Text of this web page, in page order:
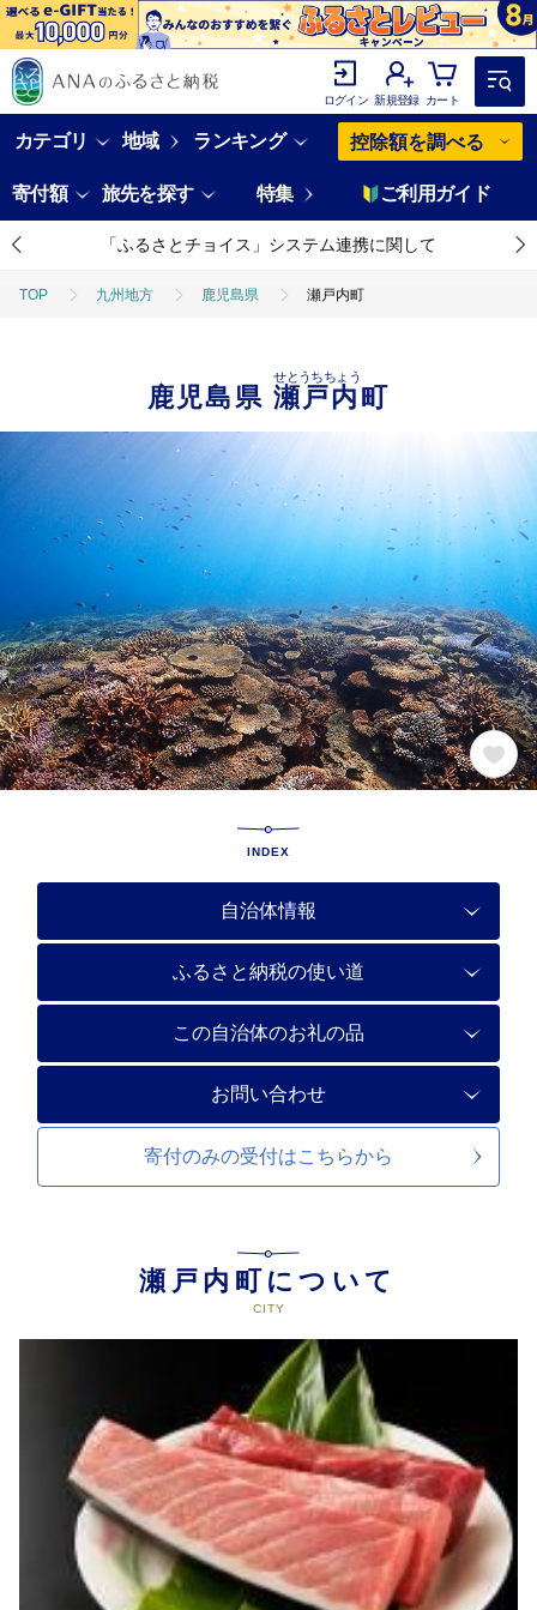
ログイン 新規登録 カート
カテゴリ 地域 ランキング 控除額を調べる
寄付額 旅先を探す 特集 ご利用ガイド
「ふるさとチョイス」システム連携に関して
TOP 九州地方 鹿児島県 瀬戸内町
鹿児島県瀬戸内町
せとうちちょう
INDEX
自治体情報
ふるさと納税の使い道
この自治体のお礼の品
お問い合わせ
寄付のみの受付はこちらから
瀬戸内町について